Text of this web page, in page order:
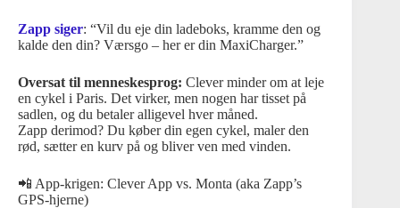
Zapp siger: “Vil du eje din ladeboks, kramme den og
kalde den din? Værsgo – her er din MaxiCharger.”
Oversat til menneskesprog: Cleverminder om at leje
en cykel i Paris. Det virker, men nogen har tisset på
sadlen, og du betaler alligevel hver måned.
Zapp derimod? Du køber din egen cykel, maler den
rød, sætter en kurv på og bliver ven med vinden.
📲 App-krigen: Clever App vs. Monta (aka Zapp’s
GPS-hjerne)